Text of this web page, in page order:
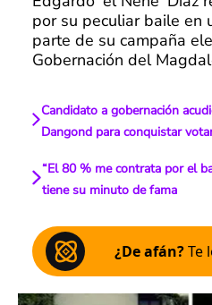
por su peculiar baile en
parte de su campaña
Gobernación del
Candidato a gobernación
Dangond para conquistar
“El 80 % me contrata por el
tiene su minuto de fama
¿De afán?Te